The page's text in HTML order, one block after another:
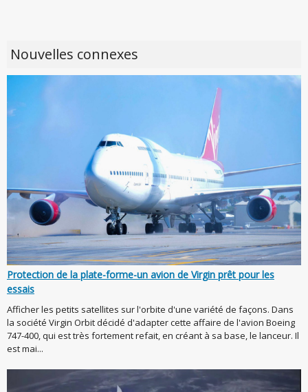
Nouvelles connexes
Protection de la plate-forme-un avion de Virgin prêt pour les
essais
Afficher les petits satellites sur l'orbite d'une variété de façons. Dans
la société Virgin Orbit décidé d'adapter cette affaire de l'avion Boeing
747-400, qui est très fortement refait, en créant à sa base, le lanceur. Il
est mai...